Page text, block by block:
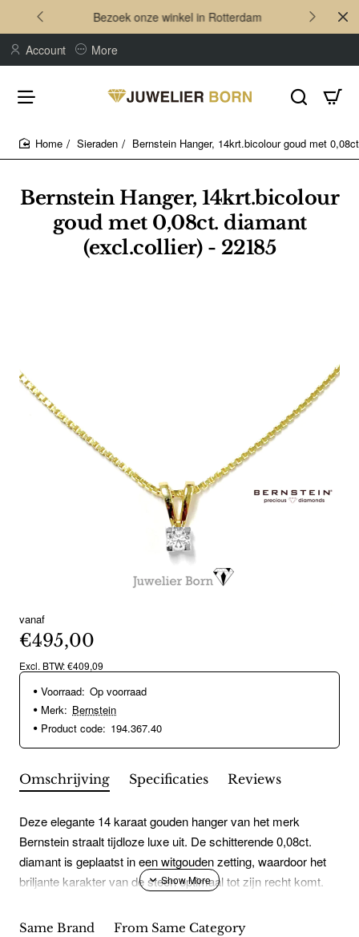
Bezoek onze winkel in Rotterdam
Account More
Bernstein Hanger, 14krt.bicolour
goud met 0,08ct. diamant
(excl.collier) - 22185
Sieraden Bernstein Hanger, 14krt.bicolour goud met
vanaf
€495,00
Excl. BTW: €409,09
Voorraad: Op voorraad
Merk: Bernstein
Product code: 194.367.40
Omschrijving Specificaties Reviews
Deze elegante 14 karaat gouden hanger van het merk
Bernstein straalt tijdloze luxe uit. De schitterende 0,08ct.
diamant is geplaatst in een witgouden zetting, waardoor het
briljante karakter van de steen optimaal tot zijn recht komt.
uitstraling en vormt een prachtig contrast met de witte zetting.
Same Brand From Same Category